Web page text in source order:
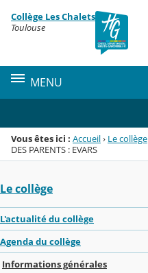
Menu de la rubrique
Contenu
Collège Les Chalets
Toulouse
MENU
Vous êtes ici : Accueil› Le collège
DES PARENTS : EVARS
Le collège
L'actualité du collège
Agenda du collège
Informations générales